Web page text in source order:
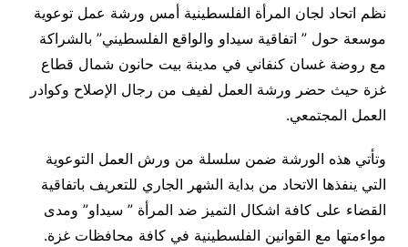
نظم اتحاد لجان المرأة الفلسطينية أمس ورشة عمل توعوية
موسعة حول ” اتفاقية سيداو والواقع الفلسطيني” بالشراكة
مع روضة غسان كنفاني في مدينة بيت حانون شمال قطاع
غزة حيث حضر ورشة العمل لفيف من رجال الإصلاح وكوادر
العمل المجتمعي.
وتأتي هذه الورشة ضمن سلسلة من ورش العمل التوعوية
التي ينفذها الاتحاد من بداية الشهر الجاري للتعريف باتفاقية
القضاء على كافة اشكال التميز ضد المرأة ” سيداو” ومدى
مواءمتها مع القوانين الفلسطينية في كافة محافظات غزة.